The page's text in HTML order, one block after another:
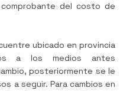
del costo de
ubicado en provincia
a los medios antes
posteriormente se le
a seguir. Para cambios en